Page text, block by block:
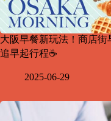
大阪早餐新玩法！商店
追早起行程☕
2025-06-29